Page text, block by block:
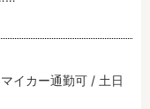
イカー通勤可 / 土日